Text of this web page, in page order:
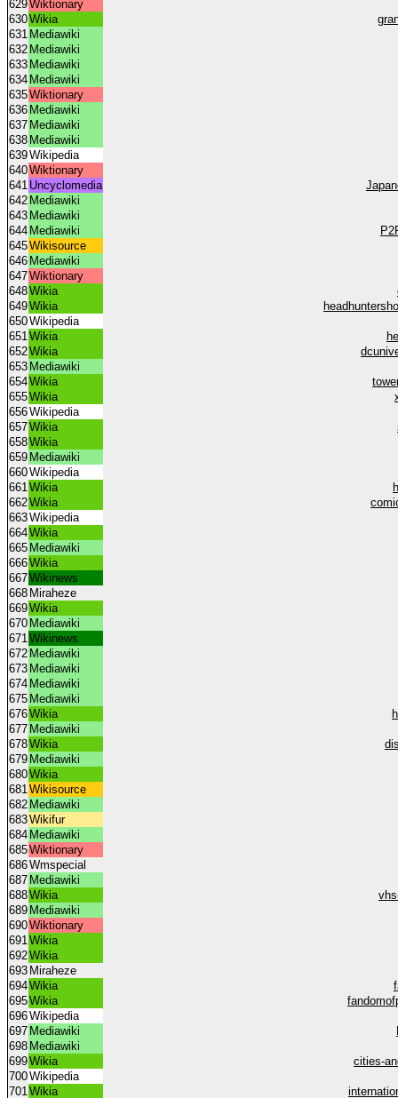
629Wiktionary
630Wikia
631 Mediawiki
632 Mediawiki
633 Mediawiki
634 Mediawiki
635Wiktionary
636 Mediawiki
637 Mediawiki
638 Mediawiki
639Wikipedia
640Wiktionary
641 Uncyclomedia
642 Mediawiki
643 Mediawiki
644 Mediawiki
645Wikisource
646 Mediawiki
647Wiktionary
648Wikia
649Wikia
650Wikipedia
651Wikia
652Wikia
653 Mediawiki
654Wikia
655Wikia
656Wikipedia
657Wikia
658Wikia
659 Mediawiki
660Wikipedia
661Wikia
662Wikia
663Wikipedia
664Wikia
665 Mediawiki
666Wikia
667Wikinews
668 Miraheze
669Wikia
670 Mediawiki
671Wikinews
672 Mediawiki
673 Mediawiki
674 Mediawiki
675 Mediawiki
676Wikia
677 Mediawiki
678Wikia
679 Mediawiki
680Wikia
681Wikisource
682 Mediawiki
683Wikifur
684 Mediawiki
685Wiktionary
686Wmspecial
687 Mediawiki
688Wikia
689 Mediawiki
690Wiktionary
691Wikia
692Wikia
693 Miraheze
694Wikia
695Wikia
696Wikipedia
697 Mediawiki
698 Mediawiki
699Wikia
cities-
700Wikipedia
701Wikia